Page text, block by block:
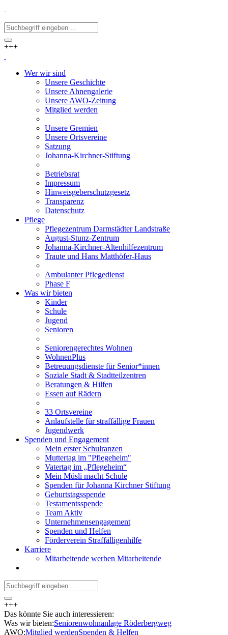
+++
Wer wir sind
Unsere Geschichte
Unsere Ahnengalerie
Unsere AWO-Zeitung
Mitglied werden
Unsere Gremien
Unsere Ortsvereine
Satzung
Johanna-Kirchner-Stiftung
Betriebsrat
Impressum
Hinweisgeberschutzgesetz
Transparenz
Datenschutz
Pflege
Pflegezentrum Darmstädter Landstraße
August-Stunz-Zentrum
Johanna-Kirchner-Altenhilfezentrum
Traute und Hans Matthöfer-Haus
Ambulanter Pflegedienst
Phase F
Was wir bieten
Kinder
Schule
Jugend
Senioren
Seniorengerechtes Wohnen
WohnenPlus
Betreuungsdienste für Senior*innen
Soziale Stadt & Stadtteilzentren
Beratungen & Hilfen
Essen auf Rädern
33 Ortsvereine
Anlaufstelle für straffällige Frauen
Jugendwerk
Spenden und Engagement
Mein erster Schulranzen
Muttertag im "Pflegeheim"
Vatertag im „Pflegeheim“
Mein Müsli macht Schule
Spenden für Johanna Kirchner Stiftung
Geburtstagsspende
Testamentsspende
Team Aktiv
Unternehmensengagement
Spenden und Helfen
Förderverein Straffälligenhilfe
Karriere
Mitarbeitende werben Mitarbeitende
+++
Das könnte Sie auch interessieren:
Was wir bieten:Seniorenwohnanlage Röderbergweg
AWO:Mitglied werdenSpenden & Helfen